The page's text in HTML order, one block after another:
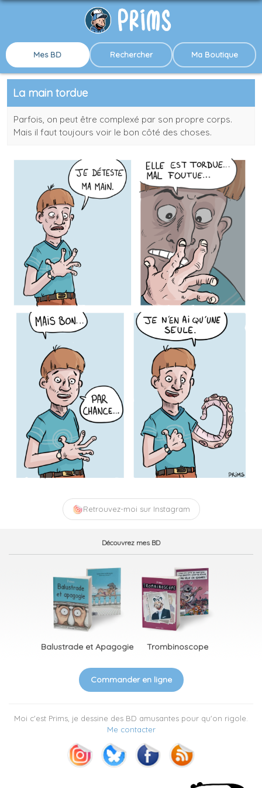
Mes BD Rechercher Ma Boutique
La main tordue
Parfois, on peut être complexé par son propre corps.
Mais il faut toujours voir le bon côté des choses.
Retrouvez-moi sur Instagram
Découvrez mes BD
Balustrade et Apagogie Trombinoscope
Commander en ligne
Moi c'est Prims, je dessine des BD amusantes pour qu'on rigole.
Me contacter